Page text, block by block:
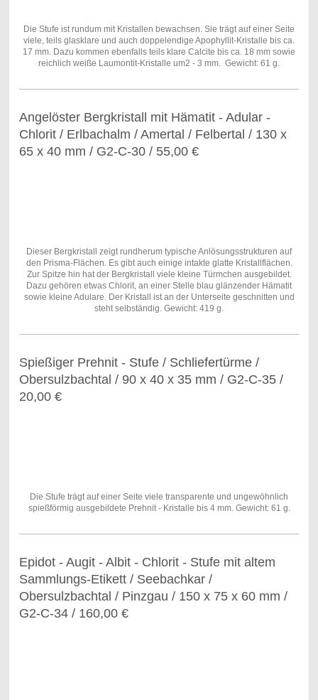
Die Stufe ist rundum mit Kristallen bewachsen. Sie trägt auf einer Seite
viele, teils glasklare und auch doppelendige Apophyllit-Kristalle bis ca.
17 mm. Dazu kommen ebenfalls teils klare Calcite bis ca. 18 mm sowie
reichlich weiße Laumontit-Kristalle um2 - 3 mm. Gewicht: 61 g.
Angelöster Bergkristall mit Hämatit - Adular -
Chlorit / Erlbachalm / Amertal / Felbertal / 130 x
65 x 40 mm / G2-C-30 / 55,00 €
Dieser Bergkristall zeigt rundherum typische Anlösungsstrukturen auf
den Prisma-Flächen. Es gibt auch einige intakte glatte Kristallflächen.
Zur Spitze hin hat der Bergkristall viele kleine Türmchen ausgebildet.
Dazu gehören etwas Chlorit, an einer Stelle blau glänzender Hämatit
sowie kleine Adulare. Der Kristall ist an der Unterseite geschnitten und
steht selbständig. Gewicht: 419 g.
Spießiger Prehnit - Stufe / Schliefertürme /
Obersulzbachtal / 90 x 40 x 35 mm / G2-C-35 /
20,00 €
Die Stufe trägt auf einer Seite viele transparente und ungewöhnlich
spießförmig ausgebildete Prehnit - Kristalle bis 4 mm. Gewicht: 61 g.
Epidot - Augit - Albit - Chlorit - Stufe mit altem
Sammlungs-Etikett / Seebachkar /
Obersulzbachtal / Pinzgau / 150 x 75 x 60 mm /
G2-C-34 / 160,00 €